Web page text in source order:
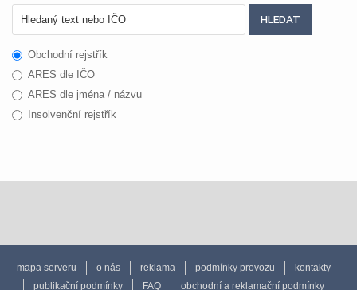
Obchodní rejstřík
ARES dle IČO
ARES dle jména / názvu
Insolvenční rejstřík
mapa serveru o nás reklama podmínky provozu
kontakty
publikační podmínky
FAQ obchodní a reklamační podmínky